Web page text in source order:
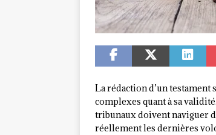
La rédaction d’un
complexes quant à sa
tribunaux doivent naviguer
réellement les dernières